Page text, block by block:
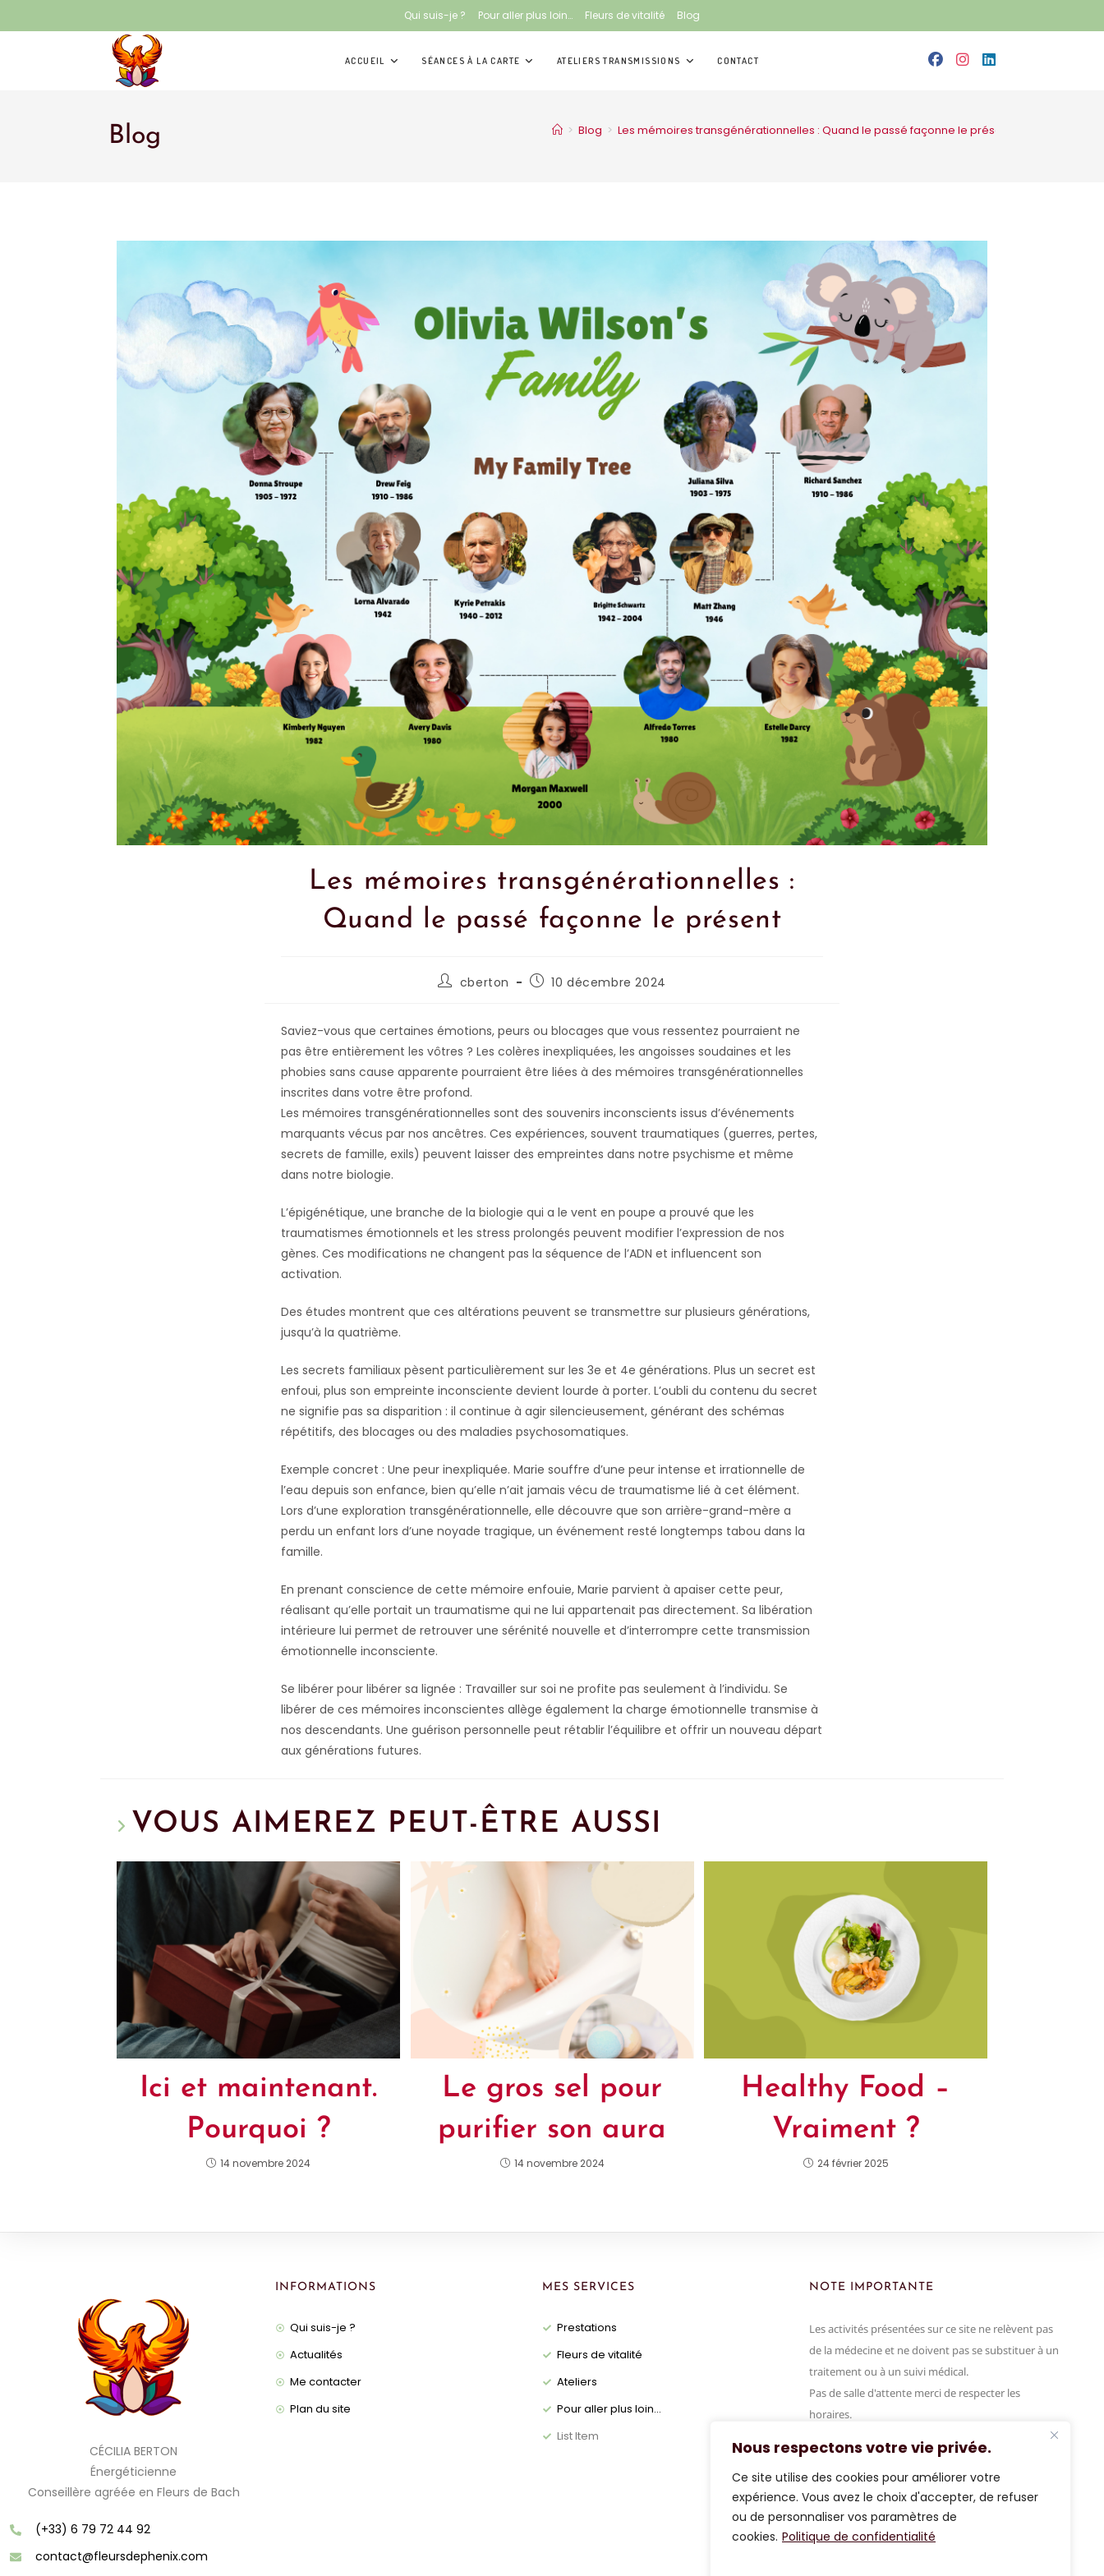
Nous respectons votre vie privée.
Ce site utilise des cookies pour améliorer votre
expérience. Vous avez le choix d'accepter, de refuser
ou de personnaliser vos paramètres de
cookies. Politique de confidentialité
Qui suis-je ? Pour aller plus loin… Fleurs de vitalité Blog
ACCUEIL SÉANCES À LA CARTE ATELIERS TRANSMISSIONS CONTACT
Blog > Blog > Les mémoires transgénérationnelles : Quand le passé façonne le présent
Les mémoires transgénérationnelles :
Quand le passé façonne le présent
cberton 10 décembre 2024
Saviez-vous que certaines émotions, peurs ou blocages que vous ressentez pourraient ne
pas être entièrement les vôtres ? Les colères inexpliquées, les angoisses soudaines et les
phobies sans cause apparente pourraient être liées à des mémoires transgénérationnelles
inscrites dans votre être profond.
Les mémoires transgénérationnelles sont des souvenirs inconscients issus d’événements
marquants vécus par nos ancêtres. Ces expériences, souvent traumatiques (guerres, pertes,
secrets de famille, exils) peuvent laisser des empreintes dans notre psychisme et même
dans notre biologie.
L’épigénétique, une branche de la biologie qui a le vent en poupe a prouvé que les
traumatismes émotionnels et les stress prolongés peuvent modifier l’expression de nos
gènes. Ces modifications ne changent pas la séquence de l’ADN et influencent son
activation.
Des études montrent que ces altérations peuvent se transmettre sur plusieurs générations,
jusqu’à la quatrième.
Les secrets familiaux pèsent particulièrement sur les 3e et 4e générations. Plus un secret est
enfoui, plus son empreinte inconsciente devient lourde à porter. L’oubli du contenu du secret
ne signifie pas sa disparition : il continue à agir silencieusement, générant des schémas
répétitifs, des blocages ou des maladies psychosomatiques.
Exemple concret : Une peur inexpliquée. Marie souffre d’une peur intense et irrationnelle de
l’eau depuis son enfance, bien qu’elle n’ait jamais vécu de traumatisme lié à cet élément.
Lors d’une exploration transgénérationnelle, elle découvre que son arrière-grand-mère a
perdu un enfant lors d’une noyade tragique, un événement resté longtemps tabou dans la
famille.
En prenant conscience de cette mémoire enfouie, Marie parvient à apaiser cette peur,
réalisant qu’elle portait un traumatisme qui ne lui appartenait pas directement. Sa libération
intérieure lui permet de retrouver une sérénité nouvelle et d’interrompre cette transmission
émotionnelle inconsciente.
Se libérer pour libérer sa lignée : Travailler sur soi ne profite pas seulement à l’individu. Se
libérer de ces mémoires inconscientes allège également la charge émotionnelle transmise à
nos descendants. Une guérison personnelle peut rétablir l’équilibre et offrir un nouveau départ
aux générations futures.
VOUS AIMEREZ PEUT-ÊTRE AUSSI
Ici et maintenant.
Pourquoi ?
14 novembre 2024
Le gros sel pour
purifier son aura
14 novembre 2024
Healthy Food –
Vraiment ?
24 février 2025
CÉCILIA BERTON
Énergéticienne
Conseillère agréée en Fleurs de Bach
(+33) 6 79 72 44 92
contact@fleursdephenix.com
INFORMATIONS
Qui suis-je ?
Actualités
Me contacter
Plan du site
MES SERVICES
Prestations
Fleurs de vitalité
Ateliers
Pour aller plus loin...
List Item
NOTE IMPORTANTE
Les activités présentées sur ce site ne relèvent pas
de la médecine et ne doivent pas se substituer à un
traitement ou à un suivi médical.
Pas de salle d'attente merci de respecter les
horaires.